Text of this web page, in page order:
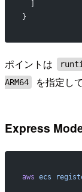
}
ポイントは
ARM64
を指定し
Express
aws ecs